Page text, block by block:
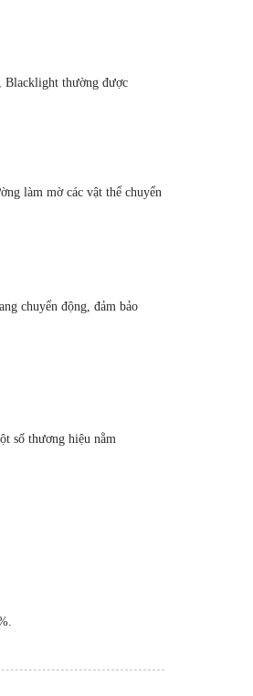
Blacklight thường được
làm mờ các vật thể chuyển
chuyển động, đảm bảo
số thương hiệu nằm